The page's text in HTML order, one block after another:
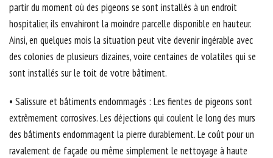
partir du moment où des pigeons se sont installés à un endroit
hospitalier, ils envahiront la moindre parcelle disponible en hauteur.
Ainsi, en quelques mois la situation peut vite devenir ingérable avec
des colonies de plusieurs dizaines, voire centaines de volatiles qui se
sont installés sur le toit de votre bâtiment.
• Salissure et bâtiments endommagés : Les fientes de pigeons sont
extrêmement corrosives. Les déjections qui coulent le long des murs
des bâtiments endommagent la pierre durablement. Le coût pour un
ravalement de façade ou même simplement le nettoyage à haute